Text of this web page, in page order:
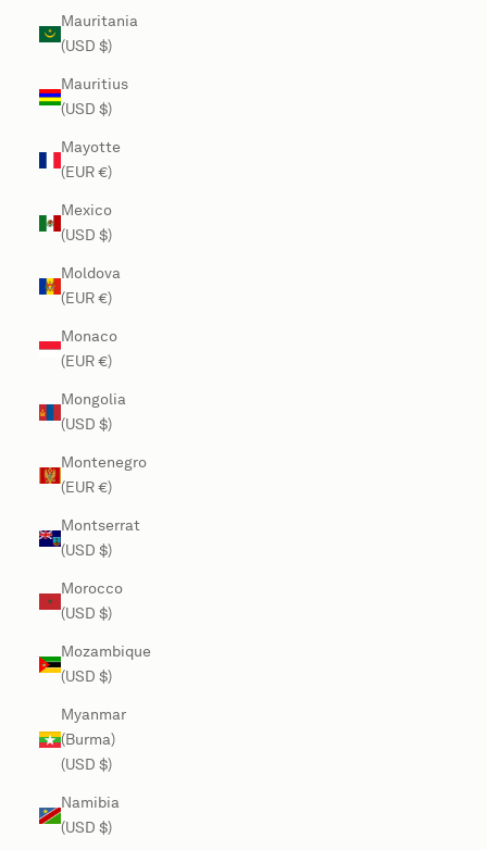
Mauritania
(USD $)
Mauritius
(USD $)
Mayotte
(EUR €)
Mexico
(USD $)
Moldova
(EUR €)
Monaco
(EUR €)
Mongolia
(USD $)
Montenegro
(EUR €)
Montserrat
(USD $)
Morocco
(USD $)
Mozambique
(USD $)
Myanmar
(Burma)
(USD $)
Namibia
(USD $)